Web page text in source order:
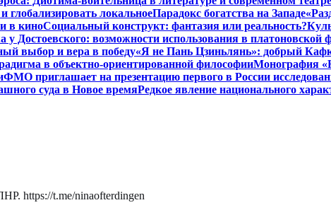
глобализировать локальноеПарадокс богатства на Западе
в киноСоциальный конструкт: фантазия или реальность?
у Достоевского: возможности использования в платоновской
выбор и вера в победу«Я не Пань Цзиньлянь»: добрый
в объектно-ориентированной философииМонография
ФМО приглашает на презентацию первого в России
суда в Новое времяРедкое явление национального
https://t.me/ninaofterdingen